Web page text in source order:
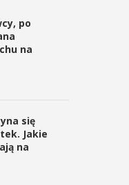
po
na
się
Jakie
na